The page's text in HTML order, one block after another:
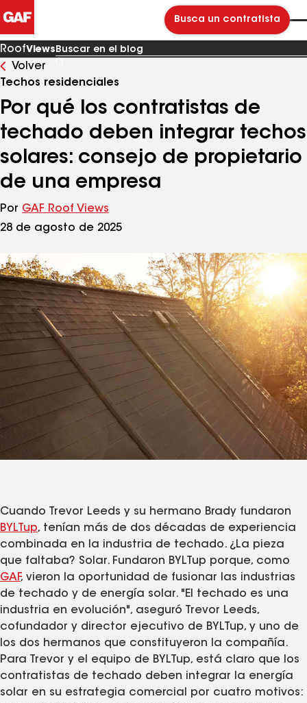
Busca un contratista
RoofViews
en
blog
Volver
Techos residenciales
Por qué los contratistas de
techado deben integrar techos
solares: consejo de propietario
de una empresa
Por GAF Roof Views
28 de agosto de 2025
Cuando Trevor Leeds y su hermano Brady fundaron
BYLTup, tenían más de dos décadas de experiencia
combinada en la industria de techado. ¿La pieza
que faltaba? Solar. Fundaron BYLTup porque, como
GAF, vieron la oportunidad de fusionar las industrias
de techado y de energía solar. "El techado es una
industria en evolución", aseguró Trevor Leeds,
cofundador y director ejecutivo de BYLTup, y uno de
los dos hermanos que constituyeron la compañía.
Para Trevor y el equipo de BYLTup, está claro que los
contratistas de techado deben integrar la energía
solar en su estrategia comercial por cuatro motivos: